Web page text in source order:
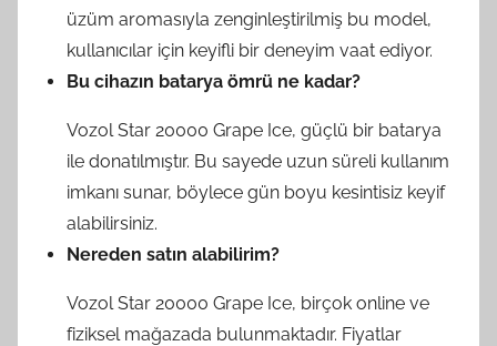
üzüm aromasıyla zenginleştirilmiş bu model,
kullanıcılar için keyifli bir deneyim vaat ediyor.
Bu cihazın batarya ömrü ne kadar?
Vozol Star 20000 Grape Ice, güçlü bir batarya
ile donatılmıştır. Bu sayede uzun süreli kullanım
imkanı sunar, böylece gün boyu kesintisiz keyif
alabilirsiniz.
Nereden satın alabilirim?
Vozol Star 20000 Grape Ice, birçok online ve
fiziksel mağazada bulunmaktadır. Fiyatlar